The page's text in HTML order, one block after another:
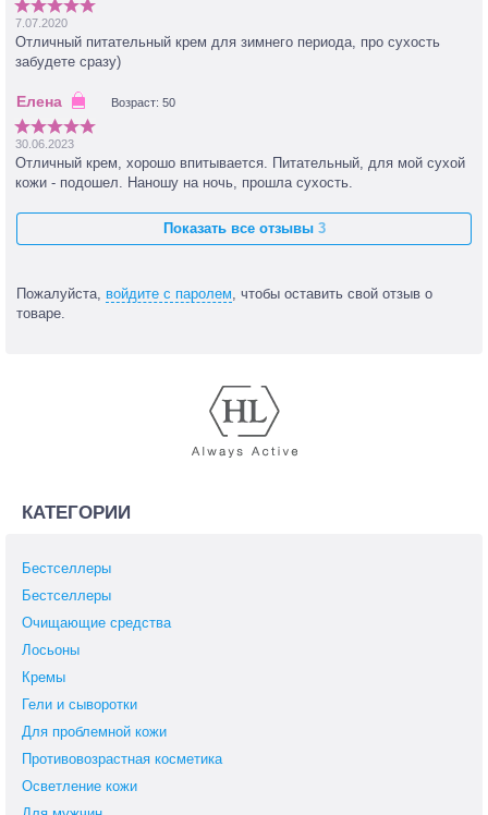
7.07.2020
Отличный питательный крем для зимнего периода, про сухость
забудете сразу)
Возраст: 50
30.06.2023
Отличный крем, хорошо впитывается. Питательный, для мой сухой
кожи - подошел. Наношу на ночь, прошла сухость.
Показать все отзывы 3
Пожалуйста, войдите с паролем, чтобы оставить свой отзыв о
товаре.
КАТЕГОРИИ
Бестселлеры
Бестселлеры
Очищающие средства
Лосьоны
Кремы
Гели и сыворотки
Для проблемной кожи
Противовозрастная косметика
Осветление кожи